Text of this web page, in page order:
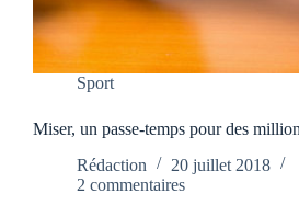
Sport
Miser, un passe-temps pour des
Rédaction
20 juillet 2018
2 commentaires